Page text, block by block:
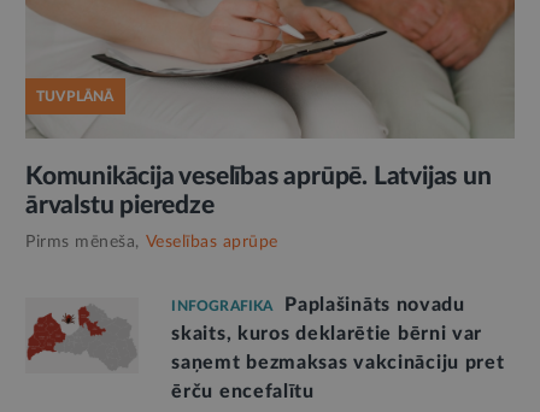
TUVPLĀNĀ
Komunikācija veselības aprūpē. Latvijas un
ārvalstu pieredze
Pirms mēneša, Veselības aprūpe
INFOGRAFIKA
Paplašināts novadu
skaits, kuros deklarētie bērni var
saņemt bezmaksas vakcināciju pret
ērču encefalītu